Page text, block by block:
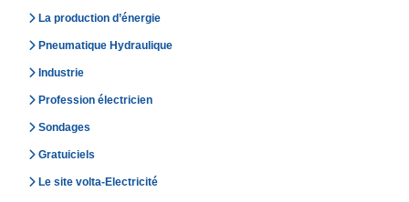
La production d’énergie
Pneumatique Hydraulique
Industrie
Profession électricien
Sondages
Gratuiciels
Le site volta-Electricité